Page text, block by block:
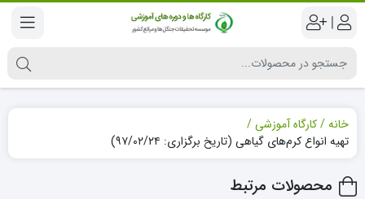
|
خانه
کارگاه آموزشی
تهیه انواع کرم‌‌های گیاهی (تاریخ برگزاری: ۹۷/۰۲/۲۴)
محصولات مرتبط